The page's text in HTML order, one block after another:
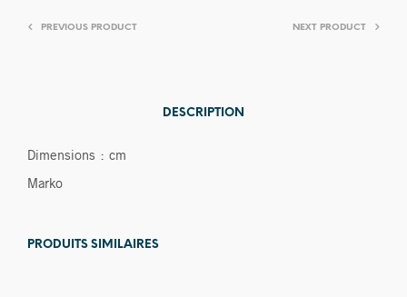
PREVIOUS PRODUCT NEXT PRODUCT
DESCRIPTION
Dimensions : cm
Marko
PRODUITS SIMILAIRES